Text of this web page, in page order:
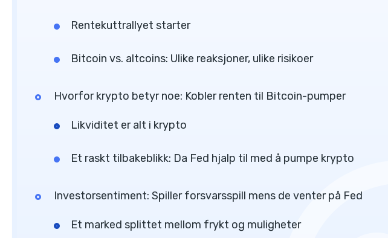
Rentekuttrallyet starter
Bitcoin vs. altcoins: Ulike reaksjoner, ulike risikoer
Hvorfor krypto betyr noe: Kobler renten til Bitcoin-pumper
Likviditet er alt i krypto
Et raskt tilbakeblikk: Da Fed hjalp til med å pumpe krypto
Investorsentiment: Spiller forsvarsspill mens de venter på Fed
Et marked splittet mellom frykt og muligheter